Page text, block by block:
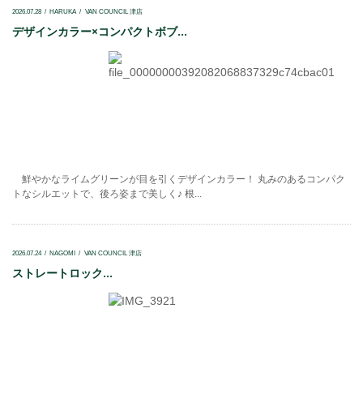
2026.07.28 HARUKA VAN COUNCIL 津店
デザインカラー×コンパクトボブ...
鮮やかなライムグリーンが目を引くデザインカラー！ 丸みのあるコンパク
トなシルエットで、後ろ姿まで美しく♪ 根...
2026.07.24 NAGOMI VAN COUNCIL 津店
ストレートロック...